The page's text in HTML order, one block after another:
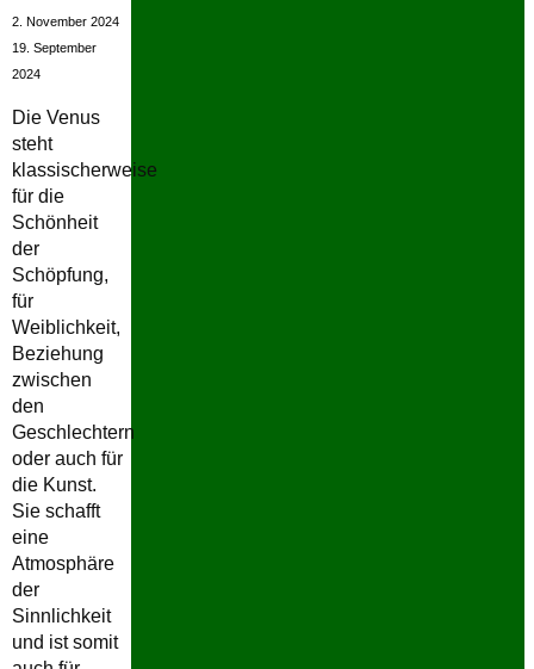
2. November 2024
19. September
2024
Die Venus
steht
klassischerweise
für die
Schönheit
der
Schöpfung,
für
Weiblichkeit,
Beziehung
zwischen
den
Geschlechtern
oder auch für
die Kunst.
Sie schafft
eine
Atmosphäre
der
Sinnlichkeit
und ist somit